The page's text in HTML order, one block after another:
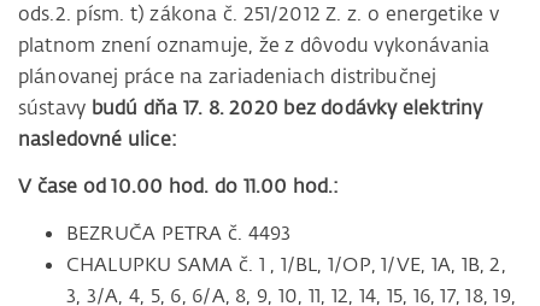
ods.2. písm. t) zákona č. 251/2012 Z. z. o energetike v
platnom znení oznamuje, že z dôvodu vykonávania
plánovanej práce na zariadeniach distribučnej
sústavy budú dňa 17. 8. 2020 bez dodávky elektriny
nasledovné ulice:
V čase od 10.00 hod. do 11.00 hod.:
BEZRUČA PETRA č. 4493
CHALUPKU SAMA č. 1 , 1/BL, 1/OP, 1/VE, 1A, 1B, 2,
3, 3/A, 4, 5, 6, 6/A, 8, 9, 10, 11, 12, 14, 15, 16, 17, 18, 19,